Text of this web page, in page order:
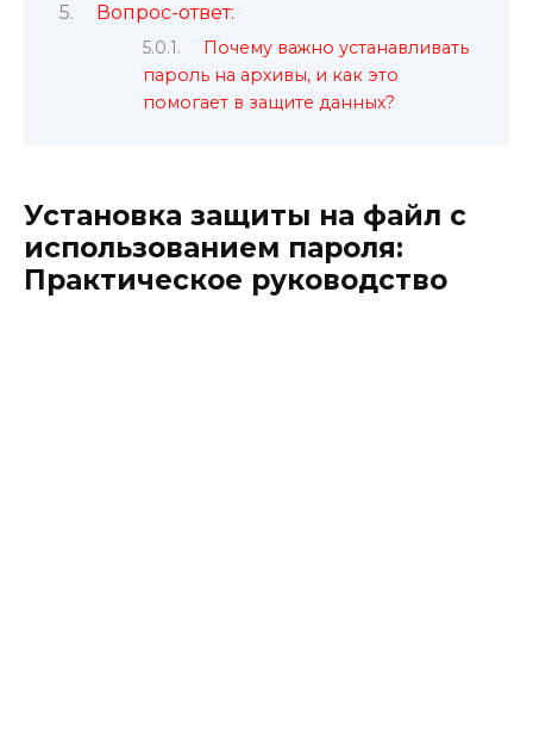
Вопрос-ответ:
Почему важно устанавливать
пароль на архивы, и как это
помогает в защите данных?
Установка защиты на файл с
использованием пароля:
Практическое руководство